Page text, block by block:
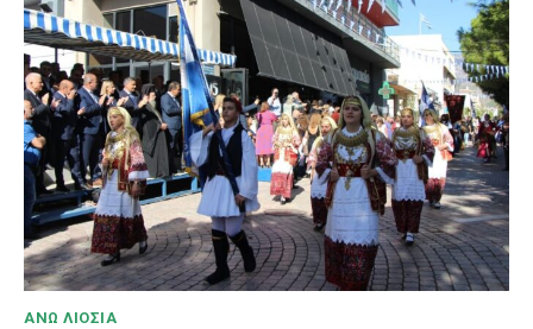
ΑΝΩ ΛΙΟΣΙΑ